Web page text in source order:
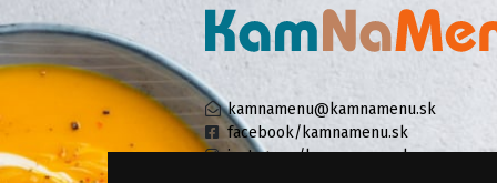
kamnamenu@kamnamenu.sk
facebook/kamnamenu.sk
instagram/kamnamenu.sk